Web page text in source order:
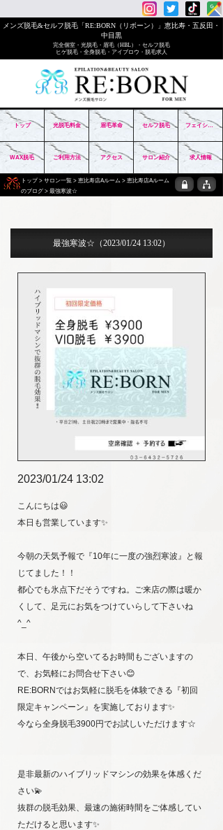
メンズ脱毛&セルフ脱毛「RE:BORN（リボーン）」恵比寿・五反田・
中目黒
完全個室・光脱毛・眉毛（HBL）・セルフ脱毛
ヒゲ脱毛・全身脱毛・アイブロウ・脱毛求人
トップ > サロン一覧 > 恵比寿店Aルーム > 恵比寿店Aルーム
のブログ > 最強寒波☆
最強寒波☆ （2023/01/24 13:02）
2023/01/24 13:02
こんにちは😃
本日も営業しています✨
今朝の天気予報で『10年に一度の強烈寒波』と報
じてました！！
都心でも氷点下だそうですね。ご来店の際は暖か
くして、足元にお気をつけていらして下さいね
^_^
本日、午後から空いてるお時間もございますの
で、お気軽にお問合せ下さい😊
RE:BORNではお気軽に脱毛を体験できる『初回
限定キャンペーン』を実施しております✨
今なら全身脱毛3900円でお試しいただけます☆
是非最新のハイブリッドマシンの効果を体感くだ
さい💫
抜群の脱毛効果、最速の施術時間をご体感してい
ただけると思います✨
トップ 光脱毛料金 眉毛革命 セルフ脱毛 フェイシャル
WAX脱毛 ご利用方法 アクセス サロン紹介 求人情報